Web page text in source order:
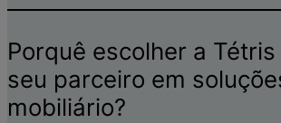
Porquê escolher a
seu parceiro em
mobiliário?